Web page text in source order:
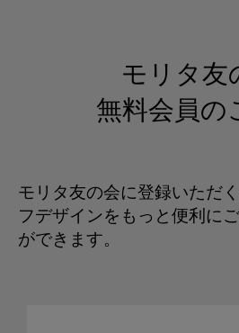
モリタ友
無料会員の
モリタ友の会に登録いただ
フデザインをもっと便利に
ができます。